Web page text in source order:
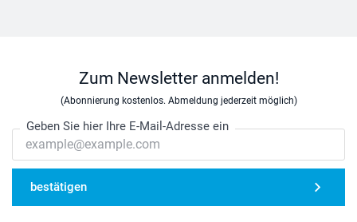
Zum Newsletter anmelden!
(Abonnierung kostenlos. Abmeldung jederzeit möglich)
Geben Sie hier Ihre E-Mail-Adresse ein
bestätigen